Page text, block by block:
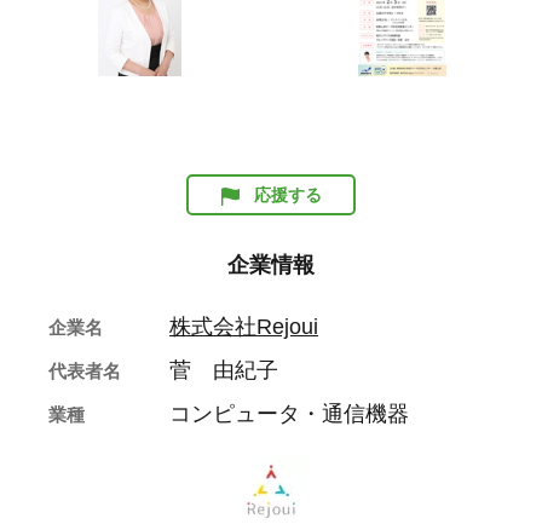
応援する
企業情報
企業名 株式会社Rejoui
代表者名 菅 由紀子
業種 コンピュータ・通信機器